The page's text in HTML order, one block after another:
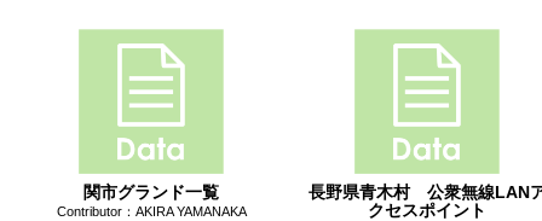
関市グランド一覧
Contributor：AKIRA YAMANAKA
長野県青木村 公衆無線LAN
クセスポイント